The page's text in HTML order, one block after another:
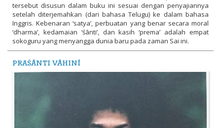
tersebut disusun dalam buku ini sesuai dengan penyajiannya
setelah diterjemahkan (dari bahasa Telugu) ke dalam bahasa
Inggris. Kebenaran ‘satya’, perbuatan yang benar secara moral
‘dharma’, kedamaian ‘śānti’, dan kasih ‘prema’ adalah empat
sokoguru yang menyangga dunia baru pada zaman Sai ini.
PRAŚĀNTI VĀHINĪ